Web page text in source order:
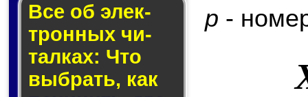
Все об элек­
трон­ных чи­
тал­ках: Что
выб­рать, как
p -